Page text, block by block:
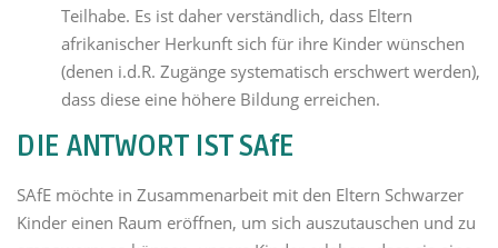
Teilhabe. Es ist daher verständlich, dass Eltern
afrikanischer Herkunft sich für ihre Kinder wünschen
(denen i.d.R. Zugänge systematisch erschwert werden),
dass diese eine höhere Bildung erreichen.
DIE ANTWORT IST SAfE
SAfE möchte in Zusammenarbeit mit den Eltern Schwarzer
Kinder einen Raum eröffnen, um sich auszutauschen und zu